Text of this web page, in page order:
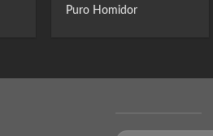
Puro Homidor